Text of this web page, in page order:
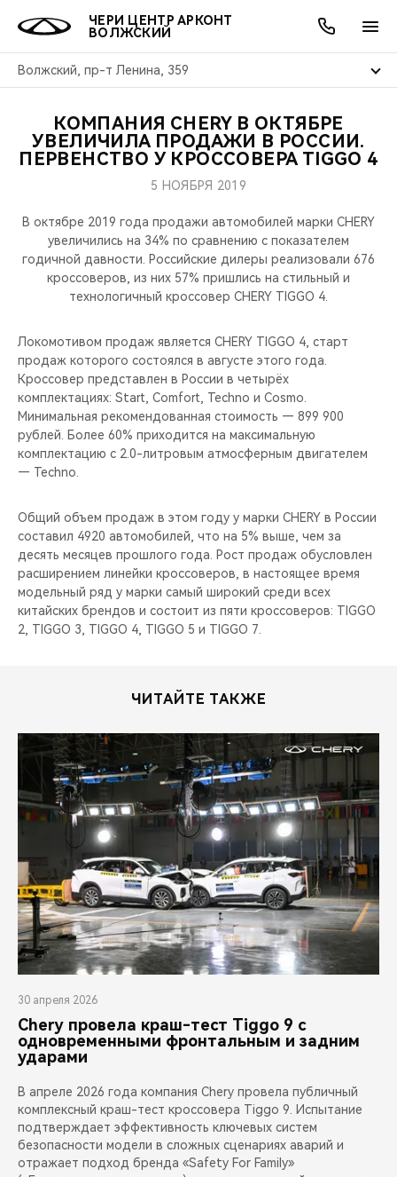
ЧЕРИ ЦЕНТР АРКОНТ
ВОЛЖСКИЙ
Волжский, пр-т Ленина, 359
МОДЕЛИ
КРОССОВЕРЫ
СЕДАНЫ
НОВИНКИ
ПОКУПАТЕЛЯМ
КРЕДИТ И СТРАХОВАНИЕ
ВЛАДЕЛЬЦАМ
ЗАПЧАСТИ И АКСЕССУАРЫ
ПОДДЕРЖКА
МИР CHERY
О БРЕНДЕ
CHERY В СОЦСЕТЯХ
CHERY REMOTE
CHERY И СПОРТ
ВИДЕООБЗОРЫ
CHERY ДЛЯ ДЕТЕЙ
АКЦИИ
ОНЛАЙН СЕРВИСЫ
КРЕДИТ
О КОМПАНИИ
МЫ В СОЦСЕТЯХ
КОМПАНИЯ CHERY В ОКТЯБРЕ
УВЕЛИЧИЛА ПРОДАЖИ В РОССИИ.
ПЕРВЕНСТВО У КРОССОВЕРА TIGGO 4
5 НОЯБРЯ 2019
В октябре 2019 года продажи автомобилей марки CHERY
увеличились на 34% по сравнению с показателем
годичной давности. Российские дилеры реализовали 676
кроссоверов, из них 57% пришлись на стильный и
технологичный кроссовер CHERY TIGGO 4.
Локомотивом продаж является CHERY TIGGO 4, старт
продаж которого состоялся в августе этого года.
Кроссовер представлен в России в четырёх
комплектациях: Start, Comfort, Techno и Cosmo.
Минимальная рекомендованная стоимость — 899 900
рублей. Более 60% приходится на максимальную
комплектацию с 2.0-литровым атмосферным двигателем
— Techno.
Общий объем продаж в этом году у марки CHERY в России
составил 4920 автомобилей, что на 5% выше, чем за
десять месяцев прошлого года. Рост продаж обусловлен
расширением линейки кроссоверов, в настоящее время
модельный ряд у марки самый широкий среди всех
китайских брендов и состоит из пяти кроссоверов: TIGGO
2, TIGGO 3, TIGGO 4, TIGGO 5 и TIGGO 7.
ЧИТАЙТЕ ТАКЖЕ
30 апреля 2026
Chery провела краш-тест Tiggo 9 с
одновременными фронтальным и задним
ударами
В апреле 2026 года компания Chery провела публичный
комплексный краш-тест кроссовера Tiggo 9. Испытание
подтверждает эффективность ключевых систем
безопасности модели в сложных сценариях аварий и
отражает подход бренда «Safety For Family»